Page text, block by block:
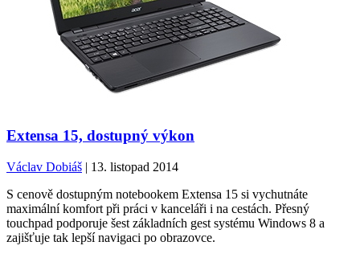
Extensa 15, dostupný výkon
Václav Dobiáš | 13. listopad 2014
S cenově dostupným notebookem Extensa 15 si vychutnáte
maximální komfort při práci v kanceláři i na cestách. Přesný
touchpad podporuje šest základních gest systému Windows 8 a
zajišťuje tak lepší navigaci po obrazovce.